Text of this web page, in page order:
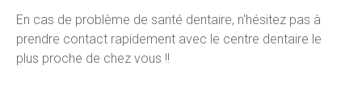
En cas de problème de santé dentaire, n'hésitez pas à
prendre contact rapidement avec le centre dentaire le
plus proche de chez vous !!